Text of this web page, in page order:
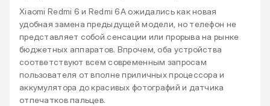
Xiaomi Redmi 6 и Redmi 6А ожидались как новая
удобная замена предыдущей модели, но телефон не
представляет собой сенсации или прорыва на рынке
бюджетных аппаратов. Впрочем, оба устройства
соответствуют всем современным запросам
пользователя от вполне приличных процессора и
аккумулятора до красивых фотографий и датчика
отпечатков пальцев.